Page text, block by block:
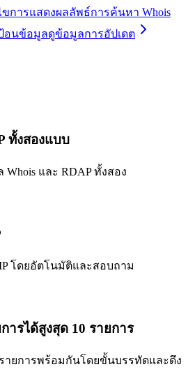
ขการแสดงผลลัพธ์การค้นหา Whois
อนข้อมูลดูข้อมูลการอัปเดต
ทั้งสองแบบ
และ RDAP ทั้งสอง
โดยอัตโนมัติและสอบถาม
รได้สูงสุด 10 รายการ
ายการพร้อมกันโดยขั้นบรรทัดและดึง